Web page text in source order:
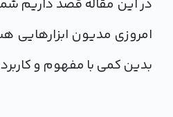
در این مقاله قصد داریم شما
بدین کمی با مفهوم و